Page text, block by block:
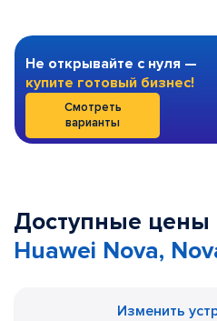
Не открывайте с нуля —
купите готовый бизнес!
Смотреть
варианты
Доступные цены
Huawei Nova,
Изменить